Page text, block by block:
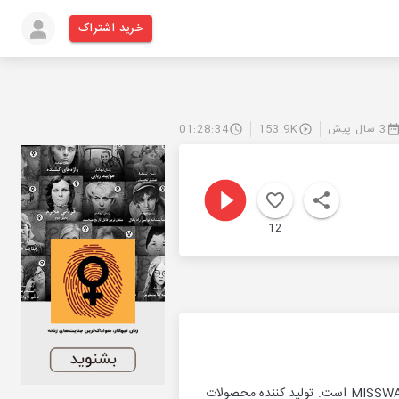
خرید اشتراک
3 سال پیش 153.9K
01:28:34
12
قرار بود از شانس بگیم. اما شانس،شانس نداشت و از خیلی چیزهای دیگر گفتیم...حامی ما در این اپیزود MISSWAKE است. تولید کننده محصولات